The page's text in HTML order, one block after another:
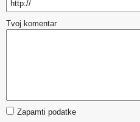
Tvoj komentar
Zapamti podatke